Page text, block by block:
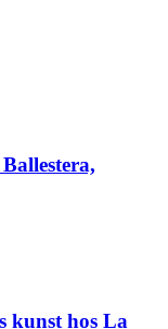
kunst hos La